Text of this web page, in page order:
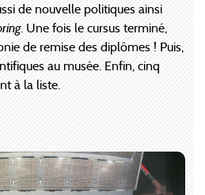
de nouvelle politiques ainsi
. Une fois le cursus terminé,
de remise des diplômes ! Puis,
au musée. Enfin, cinq
à la liste.